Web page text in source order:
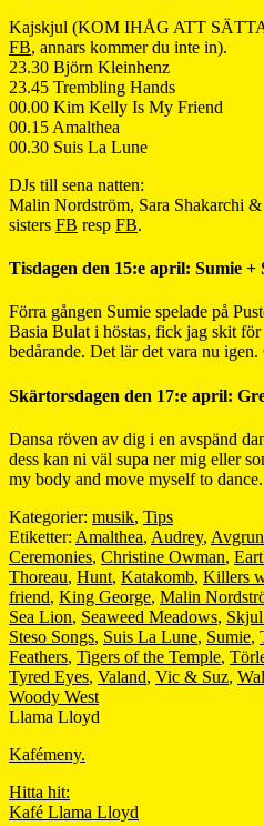
Kajskjul (KOM IHÅG ATT
FB, annars kommer du inte in).
23.30 Björn Kleinhenz
23.45 Trembling Hands
00.00 Kim Kelly Is My Friend
00.15 Amalthea
00.30 Suis La Lune
DJs till sena natten:
Malin Nordström, Sara Shakarchi
sisters FB resp FB.
Tisdagen den 15:e april: Sumie
Förra gången Sumie spelade på
Basia Bulat i höstas, fick jag skit
bedårande. Det lär det vara nu igen.
Skärtorsdagen den 17:e april:
Dansa röven av dig i en avspänd
dess kan ni väl supa ner mig eller
my body and move myself to dance.
Kategorier: musik, Tips
Etiketter: Amalthea, Audrey,
Ceremonies, Christine Owman,
Thoreau, Hunt, Katakomb, Killers
friend, King George, Malin
Sea Lion, Seaweed Meadows,
Steso Songs, Suis La Lune, Sumie,
Feathers, Tigers of the Temple,
Tyred Eyes, Valand, Vic & Suz,
Woody West
Llama Lloyd
Kafémeny.
Hitta hit:
Kafé Llama Lloyd